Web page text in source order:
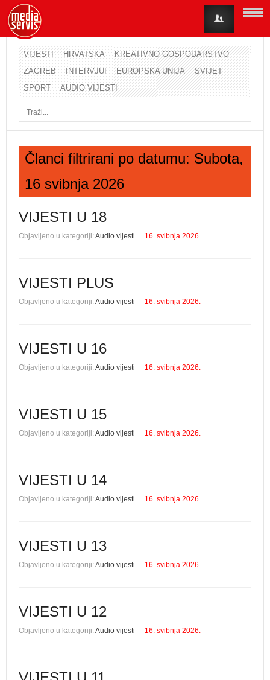
VIJESTI HRVATSKA
KREATIVNO GOSPODARSTVO
ZAGREB
INTERVJUI EUROPSKA UNIJA
SVIJET
SPORT
AUDIO VIJESTI
Članci filtrirani po datumu: Subota,
16 svibnja 2026
VIJESTI U 18
Objavljeno u kategoriji:Audio vijesti 16. svibnja 2026.
VIJESTI PLUS
Objavljeno u kategoriji:Audio vijesti 16. svibnja 2026.
VIJESTI U 16
Objavljeno u kategoriji:Audio vijesti 16. svibnja 2026.
VIJESTI U 15
Objavljeno u kategoriji:Audio vijesti 16. svibnja 2026.
VIJESTI U 14
Objavljeno u kategoriji:Audio vijesti 16. svibnja 2026.
VIJESTI U 13
Objavljeno u kategoriji:Audio vijesti 16. svibnja 2026.
VIJESTI U 12
Objavljeno u kategoriji:Audio vijesti 16. svibnja 2026.
Korisničko ime
Lozinka
Zaboravili ste lozinku?